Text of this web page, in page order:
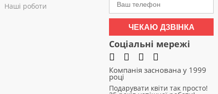
Наші роботи
ЧЕКАЮ ДЗВІНКА
Соціальні мережі
Компанія заснована у 1999
році
Подарувати квіти так просто!